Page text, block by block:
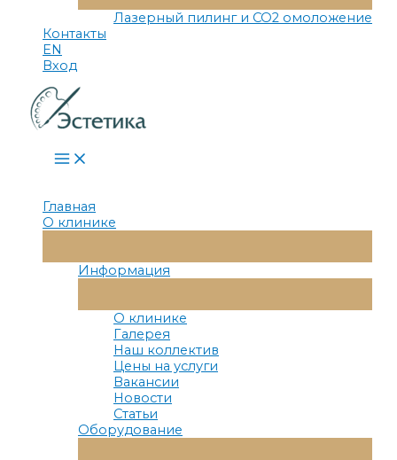
Меню
Лазерный пилинг и СО2 омоложение
Контакты
EN
Вход
Main
Menu
Главная
О клинике
Меню
Информация
Меню
О клинике
Галерея
Наш коллектив
Цены на услуги
Вакансии
Новости
Статьи
Оборудование